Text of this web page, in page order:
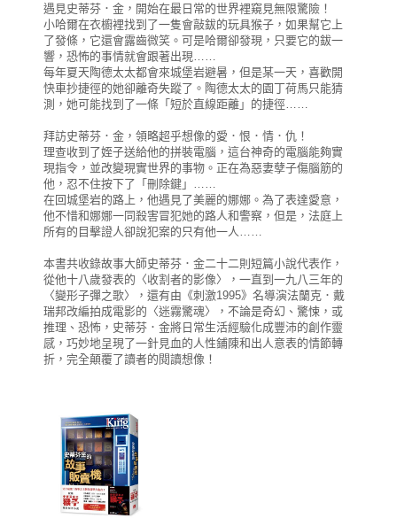
遇見史蒂芬．金，開始在最日常的世界裡窺見無限驚險！
小哈爾在衣櫥裡找到了一隻會敲鈸的玩具猴子，如果幫它上
了發條，它還會露齒微笑。可是哈爾卻發現，只要它的鈸一
響，恐怖的事情就會跟著出現……
每年夏天陶德太太都會來城堡岩避暑，但是某一天，喜歡開
快車抄捷徑的她卻離奇失蹤了。陶德太太的園丁荷馬只能猜
測，她可能找到了一條「短於直線距離」的捷徑……
拜訪史蒂芬．金，領略超乎想像的愛．恨．情．仇！
理查收到了姪子送給他的拼裝電腦，這台神奇的電腦能夠實
現指令，並改變現實世界的事物。正在為惡妻孽子傷腦筋的
他，忍不住按下了「刪除鍵」……
在回城堡岩的路上，他遇見了美麗的娜娜。為了表達愛意，
他不惜和娜娜一同殺害冒犯她的路人和警察，但是，法庭上
所有的目擊證人卻說犯案的只有他一人……
本書共收錄故事大師史蒂芬．金二十二則短篇小說代表作，
從他十八歲發表的〈收割者的影像〉，一直到一九八三年的
〈變形子彈之歌〉，還有由《刺激1995》名導演法蘭克．戴
瑞邦改編拍成電影的〈迷霧驚魂〉，不論是奇幻、驚悚，或
推理、恐怖，史蒂芬．金將日常生活經驗化成豐沛的創作靈
感，巧妙地呈現了一針見血的人性鋪陳和出人意表的情節轉
折，完全顛覆了讀者的閱讀想像！